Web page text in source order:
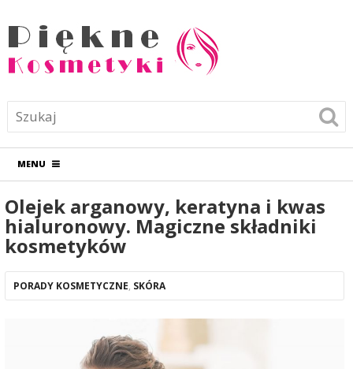
MENU
Olejek arganowy, keratyna i kwas
hialuronowy. Magiczne składniki
kosmetyków
PORADY KOSMETYCZNE, SKÓRA